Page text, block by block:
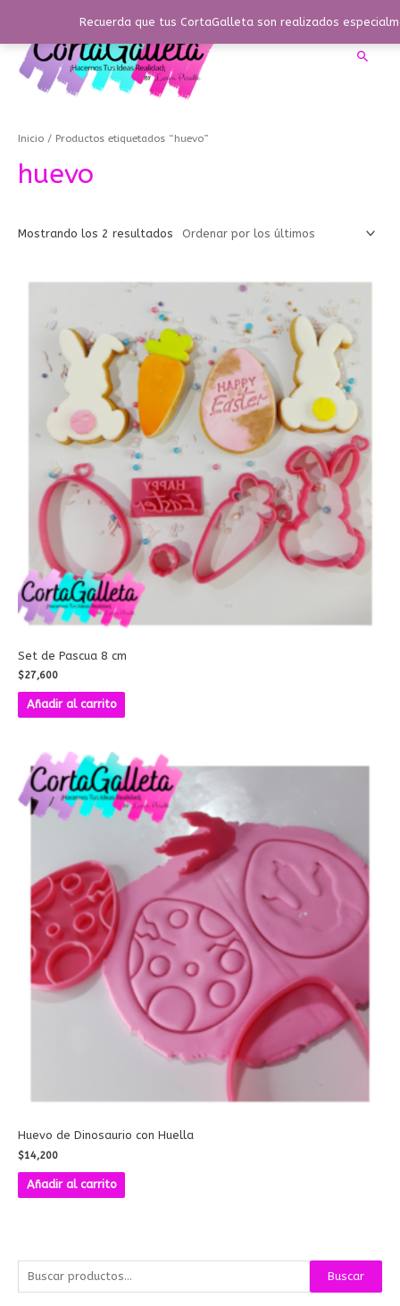
Recuerda que tus CortaGalleta son realizados
contenido
u
Buscar
rr
Inicio / Productos etiquetados “huevo”
huevo
Mostrando los 2 resultados
los
Set de Pascua 8 cm
$27,600
Añadir al carrito
Huevo de Dinosaurio con Huella
$14,200
Añadir al carrito